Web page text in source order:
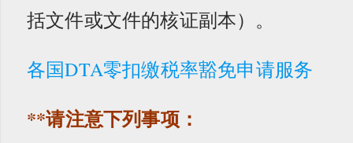
括文件或文件的核证副本）。
各国DTA零扣缴税率豁免申请服务
**请注意下列事项：